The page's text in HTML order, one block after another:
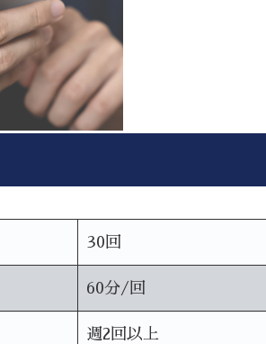
30回
60分/回
週2回以上